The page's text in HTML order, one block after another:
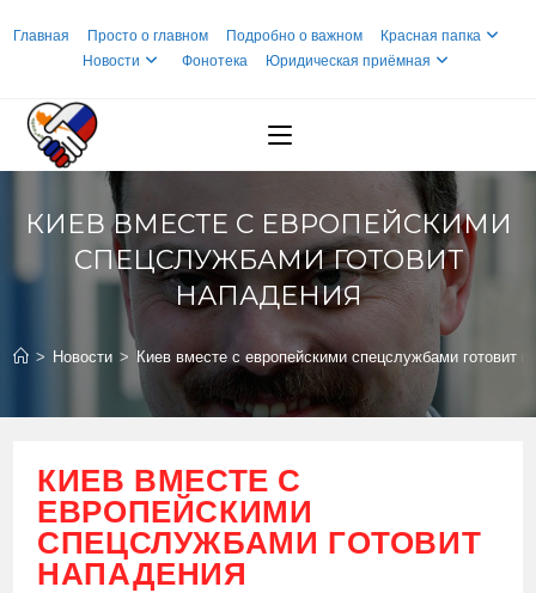
Главная Просто о главном Подробно о важном
Красная папка
Новости
Фонотека Юридическая приёмная
КИЕВ ВМЕСТЕ С ЕВРОПЕЙСКИМИ
СПЕЦСЛУЖБАМИ ГОТОВИТ
НАПАДЕНИЯ
> Новости > Киев вместе с европейскими спецслужбами готовит
КИЕВ ВМЕСТЕ С
ЕВРОПЕЙСКИМИ
СПЕЦСЛУЖБАМИ ГОТОВИТ
НАПАДЕНИЯ